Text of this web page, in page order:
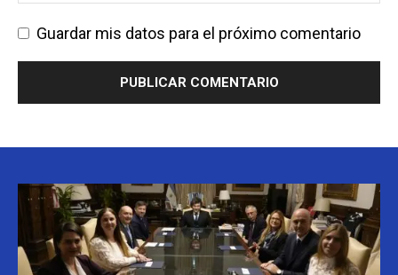
Guardar mis datos para el próximo comentario